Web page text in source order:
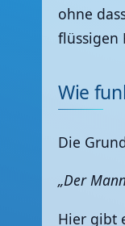
ohne
flüssigen
Wie
Die
„Der
Hier gibt